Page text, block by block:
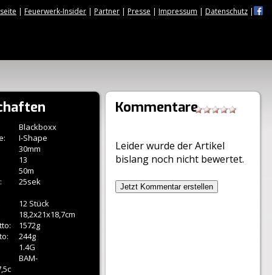
| Feuerwerk-Insider | Partner | Presse | Impressum | Datenschutz |
Blackboxx
I-Shape
30mm
13
50m
25sek
12 Stück
18,2x21x18,7cm
1572g
244g
1.4G
BAM-
Kommentare
Leider wurde der Artikel
bislang noch nicht bewertet.
Jetzt Kommentar erstellen